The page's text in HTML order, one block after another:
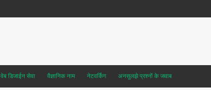
वेब डिजाईन सेवा वैज्ञानिक नाम नेटवर्किंग अनसुलझे प्रश्नों के जवाब